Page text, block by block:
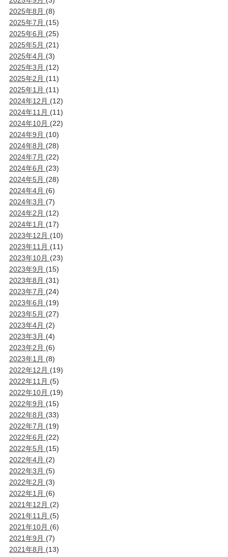
2025年8月 (8)
2025年7月 (15)
2025年6月 (25)
2025年5月 (21)
2025年4月 (3)
2025年3月 (12)
2025年2月 (11)
2025年1月 (11)
2024年12月 (12)
2024年11月 (11)
2024年10月 (22)
2024年9月 (10)
2024年8月 (28)
2024年7月 (22)
2024年6月 (23)
2024年5月 (28)
2024年4月 (6)
2024年3月 (7)
2024年2月 (12)
2024年1月 (17)
2023年12月 (10)
2023年11月 (11)
2023年10月 (23)
2023年9月 (15)
2023年8月 (31)
2023年7月 (24)
2023年6月 (19)
2023年5月 (27)
2023年4月 (2)
2023年3月 (4)
2023年2月 (6)
2023年1月 (8)
2022年12月 (19)
2022年11月 (5)
2022年10月 (19)
2022年9月 (15)
2022年8月 (33)
2022年7月 (19)
2022年6月 (22)
2022年5月 (15)
2022年4月 (2)
2022年3月 (5)
2022年2月 (3)
2022年1月 (6)
2021年12月 (2)
2021年11月 (5)
2021年10月 (6)
2021年9月 (7)
2021年8月 (13)